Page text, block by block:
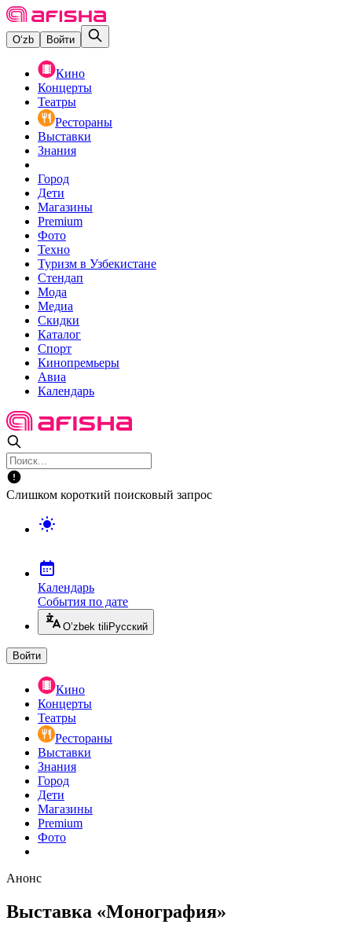
O‘zb Войти
Кино
Концерты
Театры
Рестораны
Выставки
Знания
Город
Дети
Магазины
Premium
Фото
Техно
Туризм в Узбекистане
Стендап
Мода
Медиа
Скидки
Каталог
Спорт
Кинопремьеры
Авиа
Календарь
Слишком короткий поисковый запрос
Календарь
События по дате
O’zbek tili Русский
Войти
Кино
Концерты
Театры
Рестораны
Выставки
Знания
Город
Дети
Магазины
Premium
Фото
Анонс
Выставка «Монография»